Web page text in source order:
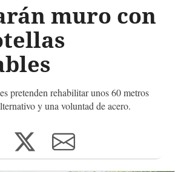
muro con
pretenden rehabilitar unos 60 metros
y una voluntad de acero.